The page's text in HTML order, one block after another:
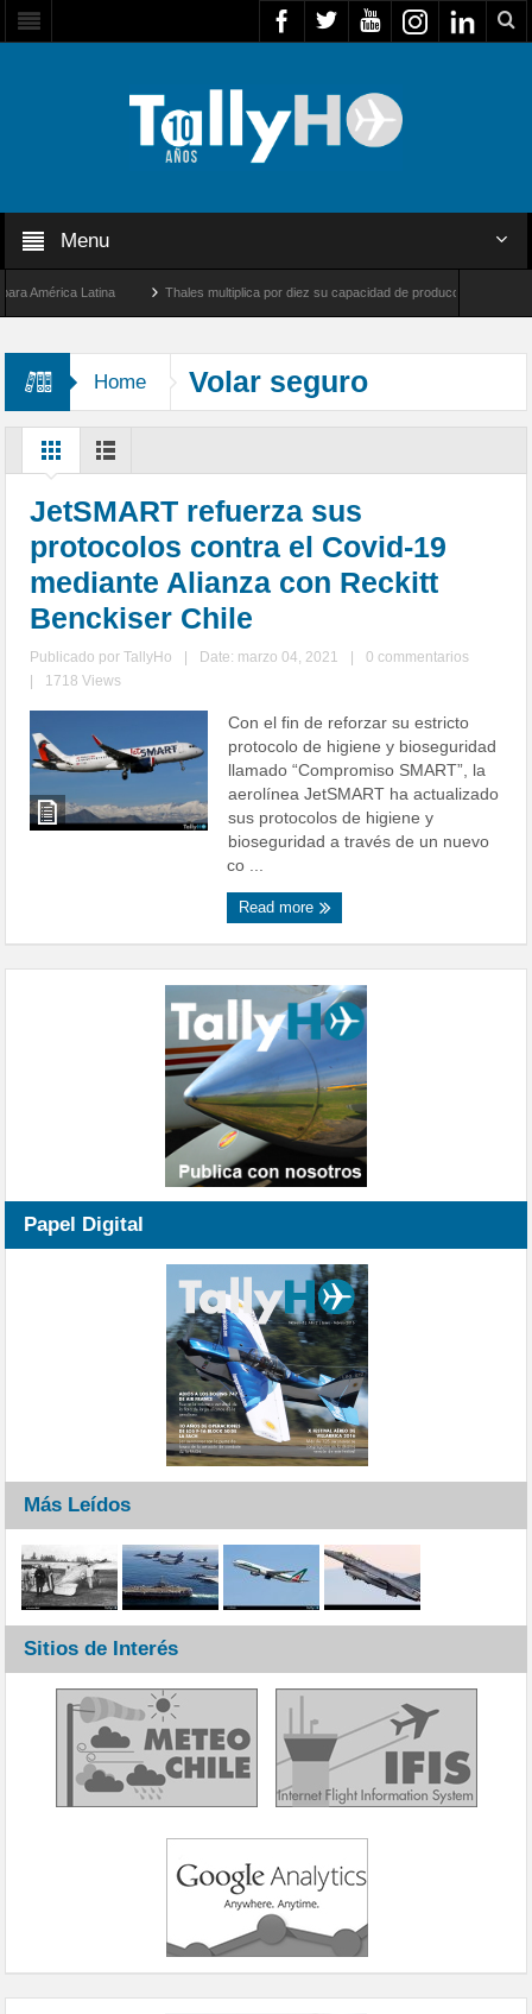
Menu
Latina Thales multiplica por diez su capacidad de producción de radares
Home Volar seguro
JetSMART refuerza sus
protocolos contra el Covid-19
mediante Alianza con Reckitt
Benckiser Chile
Publicado porTallyHo Date: marzo 04, 2021
0 commentarios
1718 Views
Con el fin de reforzar su estricto
protocolo de higiene y bioseguridad
llamado “Compromiso SMART”, la
aerolínea JetSMART ha actualizado
sus protocolos de higiene y
bioseguridad a través de un nuevo
co ...
Read more
Papel Digital
Más Leídos
Sitios de Interés